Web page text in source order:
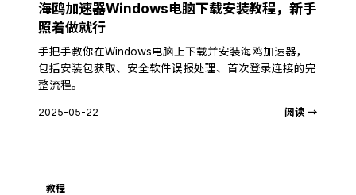
海鸥加速器Windows电脑下载安装教程，新手
照着做就行
手把手教你在Windows电脑上下载并安装海鸥加速器，
包括安装包获取、安全软件误报处理、首次登录连接的完
整流程。
2025-05-22 阅读 →
教程